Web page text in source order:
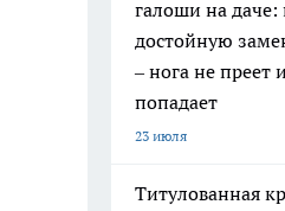
галоши на
достойную
– нога не преет
попадает
23 июля
Титулованная